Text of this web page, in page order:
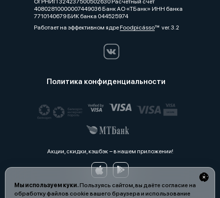
Мы используем куки.Пользуясь сайтом, вы даёте согласие на
обработку файлов cookie вашего браузера и использование
ОГРНИП 324237500502630 Расчетный счет
40802810000007449036 Банк АО «ТБанк» ИНН банка
7710140679 БИК банка 044525974
Работает на эффективном ядреFoodpicássover. 3.2
Политика конфиденциальности
Акции, скидки, кэшбэк − в нашем приложении!